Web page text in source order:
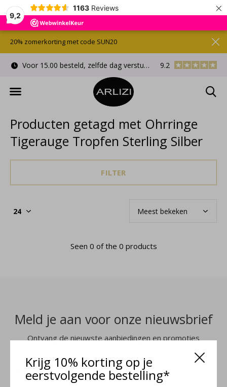
9,2
1163 Reviews ×
Krijg 10% korting op je
eerstvolgende bestelling*
Voor 15.00 besteld, zelfde dag verstuurd Gratis
9.2
20% zomerkorting met code SUN20
Producten getagd met Ohrringe
Tigerauge Tropfen Sterling Silber
FILTER
Seen 0 of the 0 products
Meld je aan voor onze nieuwsbrief
Ontvang de nieuwste aanbiedingen en promoties
MELD JE AAN